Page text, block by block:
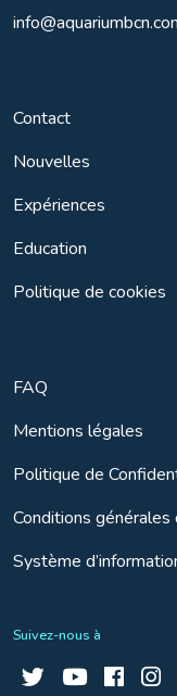
Contact
Nouvelles
Expériences
Education
Politique de cookies
FAQ
Mentions légales
Politique de
Conditions
Système
Suivez-nous à